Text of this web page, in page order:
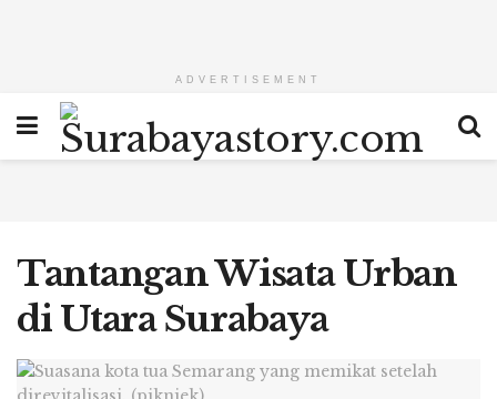
ADVERTISEMENT
Tantangan Wisata Urban
di Utara Surabaya